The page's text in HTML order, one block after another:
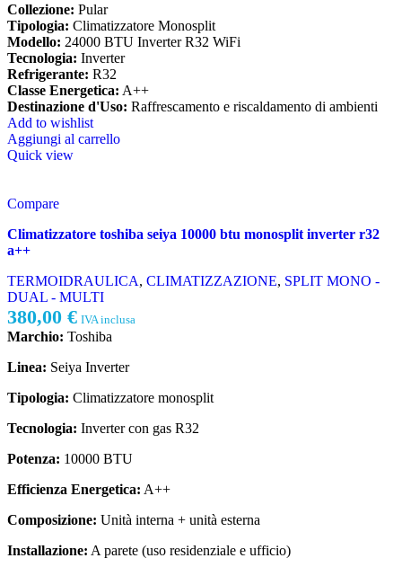
Collezione: Pular
Tipologia: Climatizzatore Monosplit
Modello: 24000 BTU Inverter R32 WiFi
Tecnologia: Inverter
Refrigerante: R32
Classe Energetica: A++
Destinazione d'Uso: Raffrescamento e riscaldamento di ambienti
Add to wishlist
Aggiungi al carrello
Quick view
Compare
Climatizzatore toshiba seiya 10000 btu monosplit inverter r32
a++
TERMOIDRAULICA, CLIMATIZZAZIONE, SPLIT MONO -
DUAL - MULTI
380,00 € IVA inclusa
Marchio: Toshiba
Linea: Seiya Inverter
Tipologia: Climatizzatore monosplit
Tecnologia: Inverter con gas R32
Potenza: 10000 BTU
Efficienza Energetica: A++
Composizione: Unità interna + unità esterna
Installazione: A parete (uso residenziale e ufficio)